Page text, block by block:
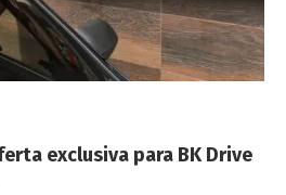
exclusiva para BK Drive